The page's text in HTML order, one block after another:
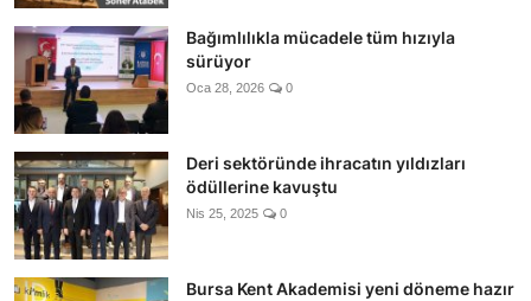
Bağımlılıkla mücadele tüm hızıyla
sürüyor
Oca 28, 2026 0
Deri sektöründe ihracatın yıldızları
ödüllerine kavuştu
Nis 25, 2025 0
Bursa Kent Akademisi yeni döneme hazır